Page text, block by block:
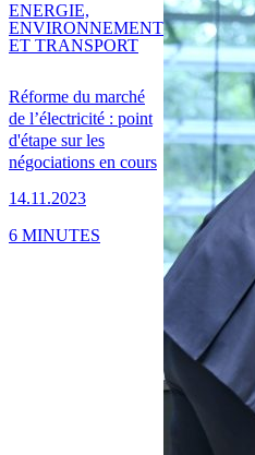
Réforme du marché
de l’électricité : point
d'étape sur les
négociations en cours
14.11.2023
ENERGIE,
ENVIRONNEMENT
ET TRANSPORT
6 MINUTES